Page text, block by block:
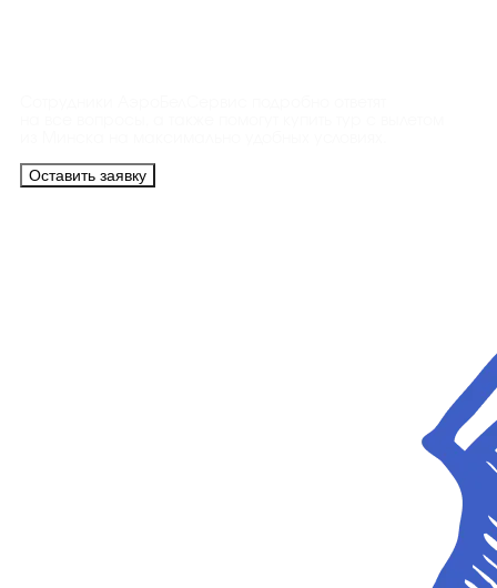
Оставить заявку